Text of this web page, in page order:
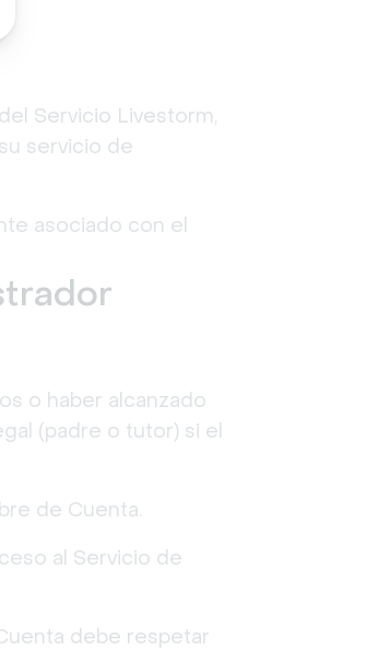
Servicio Livestorm,
servicio de
asociado con el
o haber alcanzado
(padre o tutor) si el
de Cuenta.
al Servicio de
debe respetar